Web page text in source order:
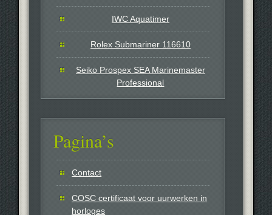
IWC Aquatimer
Rolex Submariner 116610
Seiko Prospex SEA Marinemaster
Professional
Pagina’s
Contact
COSC certificaat voor uurwerken in
horloges